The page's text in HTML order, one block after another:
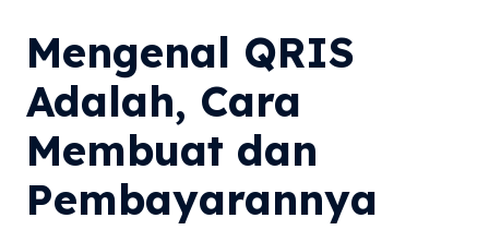
Mengenal QRIS
Adalah, Cara
Membuat dan
Pembayarannya